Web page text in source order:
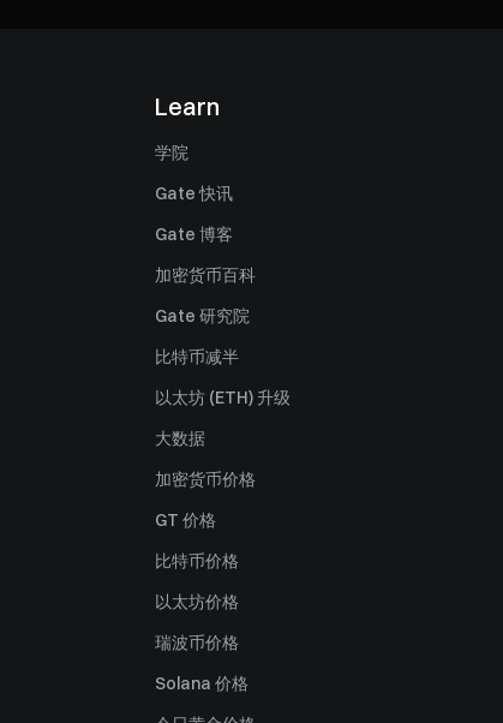
Learn
学院
Gate 快讯
Gate 博客
加密货币百科
Gate 研究院
比特币减半
以太坊 (ETH) 升级
大数据
加密货币价格
GT 价格
比特币价格
以太坊价格
瑞波币价格
Solana 价格